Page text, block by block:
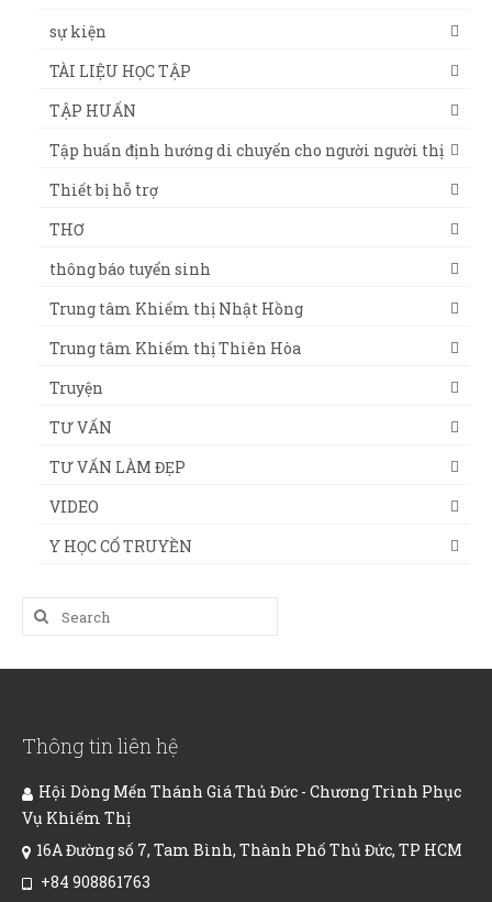
sự kiện
TÀI LIỆU HỌC TẬP
TẬP HUẤN
Tập huấn định hướng di chuyển cho người người thị
Thiết bị hỗ trợ
THƠ
thông báo tuyển sinh
Trung tâm Khiếm thị Nhật Hồng
Trung tâm Khiếm thị Thiên Hòa
Truyện
TƯ VẤN
TƯ VẤN LÀM ĐẸP
VIDEO
Y HỌC CỔ TRUYỀN
Search
for:
Thông tin liên hệ
Hội Dòng Mến Thánh Giá Thủ Đức - Chương Trình Phục
Vụ Khiếm Thị
16A Đường số 7, Tam Bình, Thành Phố Thủ Đức, TP HCM
+84 908861763